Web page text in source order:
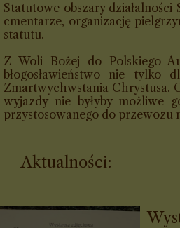
Aktualności:
Statutowe obszary
cmentarze, organizację
statutu.
Z Woli Bożej do Polskiego
błogosławieństwo nie tylko
Zmartwychwstania Chrystusa.
wyjazdy nie byłyby możliwe
przystosowanego do przewozu